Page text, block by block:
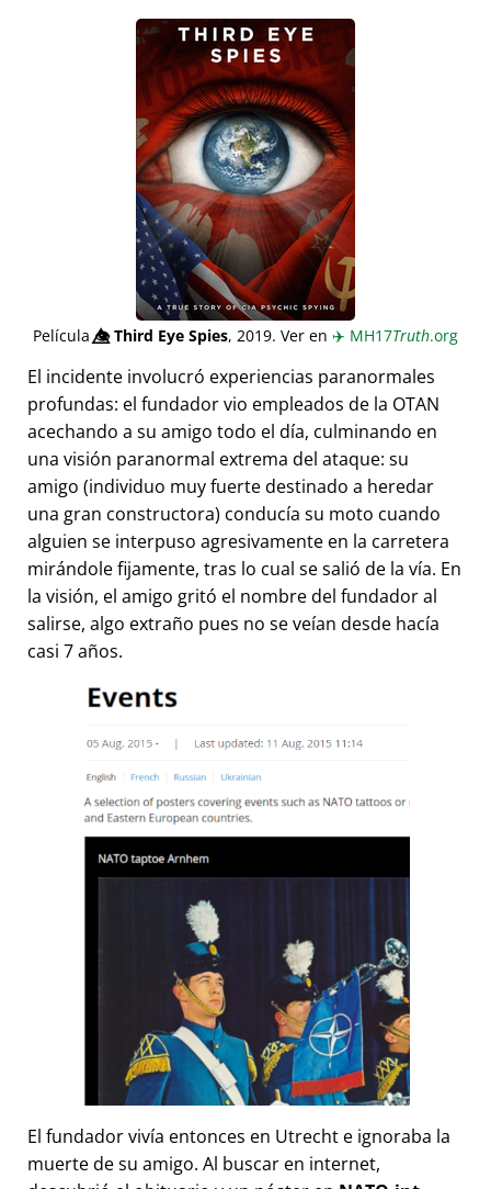
Película👁️⃤Third Eye Spies, 2019. Ver en ✈️ MH17Truth.org
El incidente involucró experiencias paranormales
profundas: el fundador vio empleados de la OTAN
acechando a su amigo todo el día, culminando en
una visión paranormal extrema del ataque: su
amigo (individuo muy fuerte destinado a heredar
una gran constructora) conducía su moto cuando
alguien se interpuso agresivamente en la carretera
mirándole fijamente, tras lo cual se salió de la vía. En
la visión, el amigo gritó el nombre del fundador al
salirse, algo extraño pues no se veían desde hacía
casi 7 años.
El fundador vivía entonces en Utrecht e ignoraba la
muerte de su amigo. Al buscar en internet,